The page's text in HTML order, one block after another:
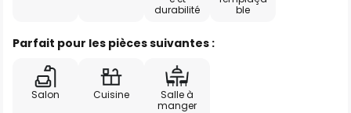
durabilité
ble
Parfait pour les pièces suivantes :
Salon Cuisine
Salle à
manger